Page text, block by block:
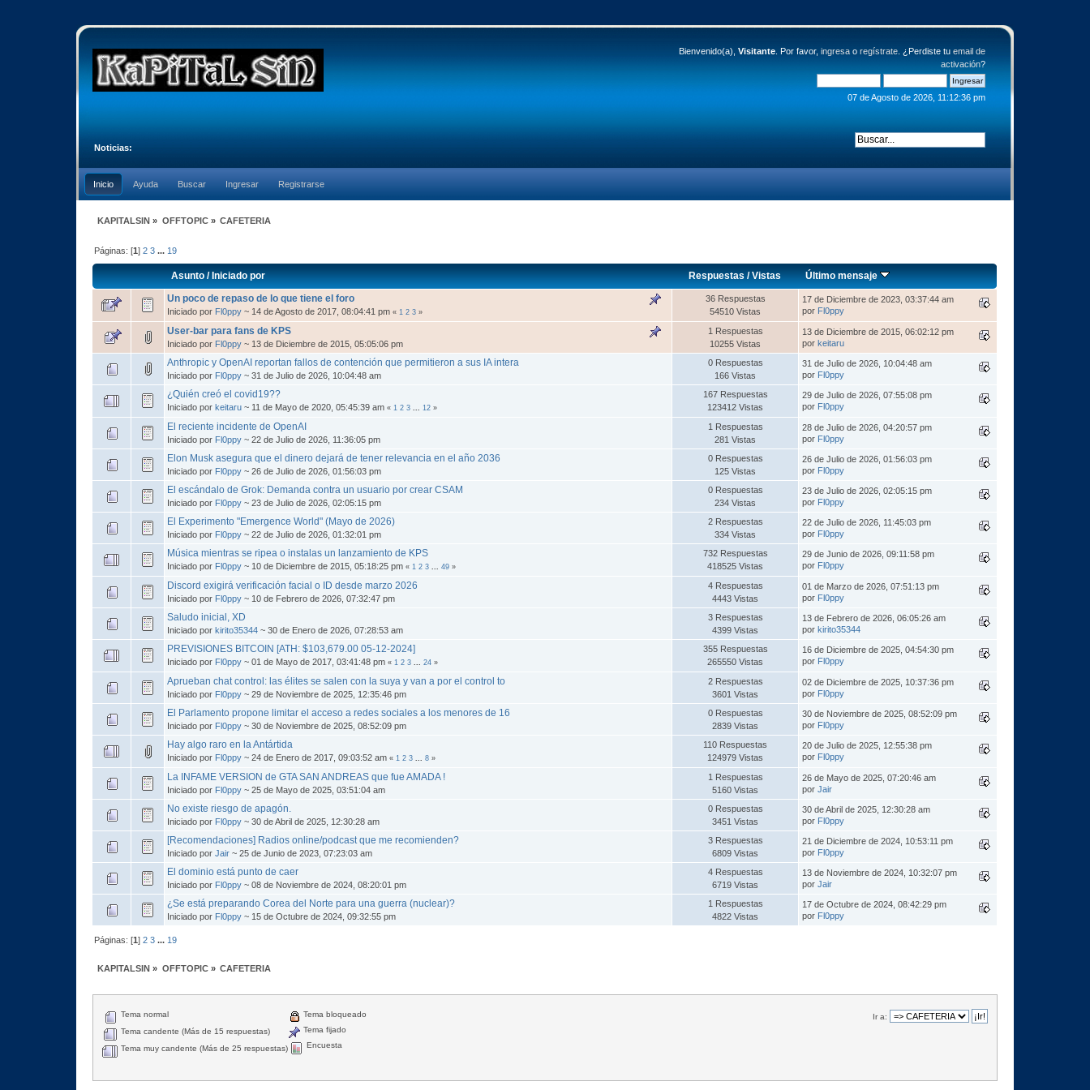
Bienvenido(a), Visitante. Por favor, ingresao regístrate. ¿Perdiste tu email de
activación?
07 de Agosto de 2026, 11:12:36 pm
Noticias:
Inicio Ayuda Buscar Ingresar Registrarse
KAPITALSIN » OFFTOPIC» CAFETERIA
Páginas: [1]2 3 ... 19
Asunto/Iniciado por Respuestas/Vistas
Último mensaje
Un poco de repaso de lo que tiene el foro
Iniciado por Fl0ppy ~ 14 de Agosto de 2017, 08:04:41 pm« 1 2 3 »
36 Respuestas
54510 Vistas
17 de Diciembre de 2023, 03:37:44 am
por Fl0ppy
User-bar para fans de KPS
Iniciado por Fl0ppy ~ 13 de Diciembre de 2015, 05:05:06 pm
1 Respuestas
10255 Vistas
13 de Diciembre de 2015, 06:02:12 pm
porkeitaru
Anthropic y OpenAI reportan fallos de contención que permitieron a sus IA intera
Iniciado por Fl0ppy ~ 31 de Julio de 2026, 10:04:48 am
0 Respuestas
166 Vistas
31 de Julio de 2026, 10:04:48 am
por Fl0ppy
¿Quién creó el covid19??
Iniciado porkeitaru ~ 11 de Mayo de 2020, 05:45:39 am« 1 2 3 12 »
167 Respuestas
123412 Vistas
29 de Julio de 2026, 07:55:08 pm
por Fl0ppy
El reciente incidente de OpenAI
Iniciado por Fl0ppy ~ 22 de Julio de 2026, 11:36:05 pm
1 Respuestas
281 Vistas
28 de Julio de 2026, 04:20:57 pm
por Fl0ppy
Elon Musk asegura que el dinero dejará de tener relevancia en el año 2036
Iniciado por Fl0ppy ~ 26 de Julio de 2026, 01:56:03 pm
0 Respuestas
125 Vistas
26 de Julio de 2026, 01:56:03 pm
por Fl0ppy
El escándalo de Grok: Demanda contra un usuario por crear CSAM
Iniciado por Fl0ppy ~ 23 de Julio de 2026, 02:05:15 pm
0 Respuestas
234 Vistas
23 de Julio de 2026, 02:05:15 pm
por Fl0ppy
El Experimento "Emergence World" (Mayo de 2026)
Iniciado por Fl0ppy ~ 22 de Julio de 2026, 01:32:01 pm
2 Respuestas
334 Vistas
22 de Julio de 2026, 11:45:03 pm
por Fl0ppy
Música mientras se ripea o instalas un lanzamiento de KPS
Iniciado por Fl0ppy ~ 10 de Diciembre de 2015, 05:18:25 pm« 1 2 3 ...49 »
732 Respuestas
418525 Vistas
29 de Junio de 2026, 09:11:58 pm
por Fl0ppy
Discord exigirá verificación facial o ID desde marzo 2026
Iniciado por Fl0ppy ~ 10 de Febrero de 2026, 07:32:47 pm
4 Respuestas
4443 Vistas
01 de Marzo de 2026, 07:51:13 pm
por Fl0ppy
Saludo inicial, XD
Iniciado porkirito35344 ~ 30 de Enero de 2026, 07:28:53 am
3 Respuestas
4399 Vistas
13 de Febrero de 2026, 06:05:26 am
porkirito35344
PREVISIONES BITCOIN [ATH: $103,679.00 05-12-2024]
Iniciado por Fl0ppy ~ 01 de Mayo de 2017, 03:41:48 pm« 1 2 3 ...24 »
355 Respuestas
265550 Vistas
16 de Diciembre de 2025, 04:54:30 pm
por Fl0ppy
Aprueban chat control: las élites se salen con la suya y van a por el control to
Iniciado por Fl0ppy ~ 29 de Noviembre de 2025, 12:35:46 pm
2 Respuestas
3601 Vistas
02 de Diciembre de 2025, 10:37:36 pm
por Fl0ppy
El Parlamento propone limitar el acceso a redes sociales a los menores de 16
Iniciado por Fl0ppy ~ 30 de Noviembre de 2025, 08:52:09 pm
0 Respuestas
2839 Vistas
30 de Noviembre de 2025, 08:52:09 pm
por Fl0ppy
Hay algo raro en la Antártida
Iniciado por Fl0ppy ~ 24 de Enero de 2017, 09:03:52 am« 1 2 3 ...8 »
110 Respuestas
124979 Vistas
20 de Julio de 2025, 12:55:38 pm
por Fl0ppy
La INFAME VERSION de GTA SAN ANDREAS que fue AMADA !
Iniciado por Fl0ppy ~ 25 de Mayo de 2025, 03:51:04 am
1 Respuestas
5160 Vistas
26 de Mayo de 2025, 07:20:46 am
porJair
No existe riesgo de apagón.
Iniciado por Fl0ppy ~ 30 de Abril de 2025, 12:30:28 am
0 Respuestas
3451 Vistas
30 de Abril de 2025, 12:30:28 am
por Fl0ppy
[Recomendaciones] Radios online/podcast que me recomienden?
Iniciado porJair ~ 25 de Junio de 2023, 07:23:03 am
3 Respuestas
6809 Vistas
21 de Diciembre de 2024, 10:53:11 pm
por Fl0ppy
El dominio está punto de caer
Iniciado por Fl0ppy ~ 08 de Noviembre de 2024, 08:20:01 pm
4 Respuestas
6719 Vistas
13 de Noviembre de 2024, 10:32:07 pm
porJair
¿Se está preparando Corea del Norte para una guerra (nuclear)?
Iniciado por Fl0ppy ~ 15 de Octubre de 2024, 09:32:55 pm
1 Respuestas
4822 Vistas
17 de Octubre de 2024, 08:42:29 pm
por Fl0ppy
Páginas: [1]2 3 ... 19
KAPITALSIN » OFFTOPIC» CAFETERIA
Ir a:
Tema normal
Tema candente (Más de 15 respuestas)
Tema muy candente (Más de 25 respuestas)
Tema bloqueado
Tema fijado
Encuesta